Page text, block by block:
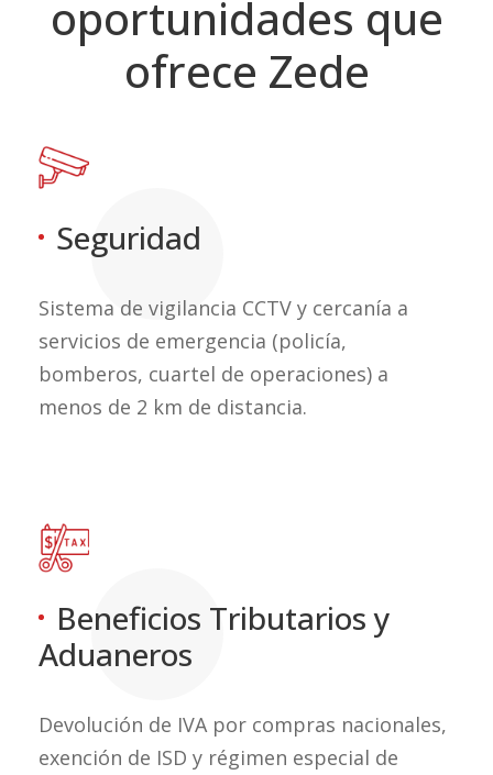
oportunidades que
ofrece Zede
Seguridad
Sistema de vigilancia CCTV y cercanía a
servicios de emergencia (policía,
bomberos, cuartel de operaciones) a
menos de 2 km de distancia.
Beneficios Tributarios y
Aduaneros
Devolución de IVA por compras nacionales,
exención de ISD y régimen especial de